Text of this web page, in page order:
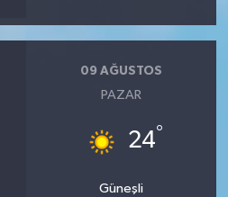
09 AĞUSTOS
PAZAR
24°
Güneşli